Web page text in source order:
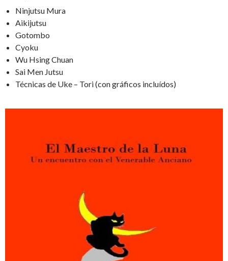
Ninjutsu Mura
Aikijutsu
Gotombo
Cyoku
Wu Hsing Chuan
Sai Men Jutsu
Técnicas de Uke – Tori (con gráficos incluídos)